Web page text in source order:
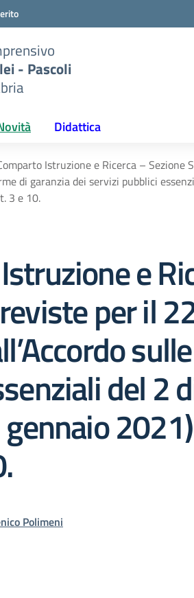
- Pascoli
Didattica
Istruzione e Ricerca – Sezione
di garanzia dei servizi pubblici
3 e 10.
e
per il
del 2
Polimeni